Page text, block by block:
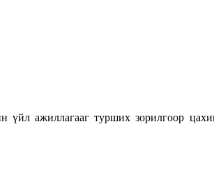
ажиллагааг турших зорилгоор